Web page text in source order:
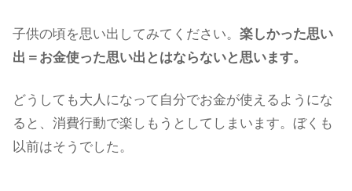
子供の頃を思い出してみてください。 楽しかった思い
出＝お金使った思い出とはならないと思います。
どうしても大人になって自分でお金が使えるようにな
ると、消費行動で楽しもうとしてしまいます。ぼくも
以前はそうでした。